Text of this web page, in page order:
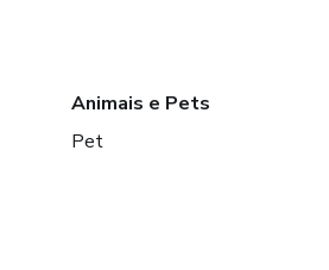
Animais e Pets
Pet